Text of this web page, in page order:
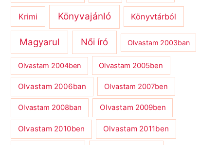
Krimi Könyvajánló Könyvtárból
Magyarul Női író Olvastam 2003ban
Olvastam 2004ben Olvastam 2005ben
Olvastam 2006ban Olvastam 2007ben
Olvastam 2008ban Olvastam 2009ben
Olvastam 2010ben Olvastam 2011ben